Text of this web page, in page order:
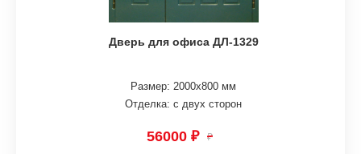
Дверь для офиса ДЛ-1329
Размер: 2000х800 мм
Отделка: с двух сторон
56000 ₽ ₽